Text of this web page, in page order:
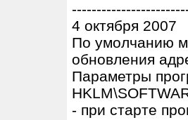
4 октября 2007
По умолчанию
обновления
Параметры
- при старте